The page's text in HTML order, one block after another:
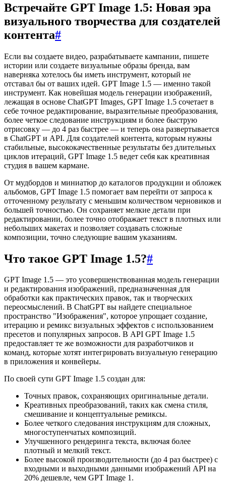
Встречайте GPT Image 1.5: Новая эра
визуального творчества для создателей
контента#
Если вы создаете видео, разрабатываете кампании, пишете
истории или создаете визуальные образы бренда, вам
наверняка хотелось бы иметь инструмент, который не
отставал бы от ваших идей. GPT Image 1.5 — именно такой
инструмент. Как новейшая модель генерации изображений,
лежащая в основе ChatGPT Images, GPT Image 1.5 сочетает в
себе точное редактирование, выразительные преобразования,
более четкое следование инструкциям и более быструю
отрисовку — до 4 раз быстрее — и теперь она развертывается
в ChatGPT и API. Для создателей контента, которым нужны
стабильные, высококачественные результаты без длительных
циклов итераций, GPT Image 1.5 ведет себя как креативная
студия в вашем кармане.
От мудбордов и миниатюр до каталогов продукции и обложек
альбомов, GPT Image 1.5 помогает вам перейти от запроса к
отточенному результату с меньшим количеством черновиков и
большей точностью. Он сохраняет мелкие детали при
редактировании, более точно отображает текст в плотных или
небольших макетах и позволяет создавать сложные
композиции, точно следующие вашим указаниям.
Что такое GPT Image 1.5?#
GPT Image 1.5 — это усовершенствованная модель генерации
и редактирования изображений, предназначенная для
обработки как практических правок, так и творческих
переосмыслений. В ChatGPT вы найдете специальное
пространство "Изображения", которое упрощает создание,
итерацию и ремикс визуальных эффектов с использованием
пресетов и популярных запросов. В API GPT Image 1.5
предоставляет те же возможности для разработчиков и
команд, которые хотят интегрировать визуальную генерацию
в приложения и конвейеры.
По своей сути GPT Image 1.5 создан для:
Точных правок, сохраняющих оригинальные детали.
Креативных преобразований, таких как смена стиля,
смешивание и концептуальные ремиксы.
Более четкого следования инструкциям для сложных,
многоступенчатых композиций.
Улучшенного рендеринга текста, включая более
плотный и мелкий текст.
Более высокой производительности (до 4 раз быстрее) с
входными и выходными данными изображений API на
20% дешевле, чем GPT Image 1.